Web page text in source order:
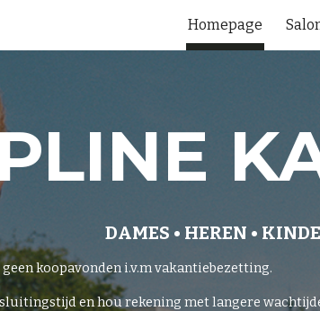
Homepage
DAMES • HEREN •
koopavonden i.v.m vakantiebezetting.
en hou rekening met langere